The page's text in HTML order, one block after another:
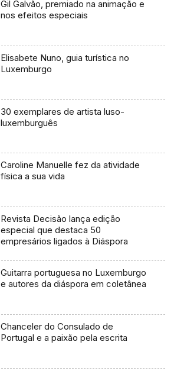
Gil Galvão, premiado na animação e
nos efeitos especiais
Elisabete Nuno, guia turística no
Luxemburgo
30 exemplares de artista luso-
luxemburguês
Caroline Manuelle fez da atividade
física a sua vida
Revista Decisão lança edição
especial que destaca 50
empresários ligados à Diáspora
Guitarra portuguesa no Luxemburgo
e autores da diáspora em coletânea
Chanceler do Consulado de
Portugal e a paixão pela escrita